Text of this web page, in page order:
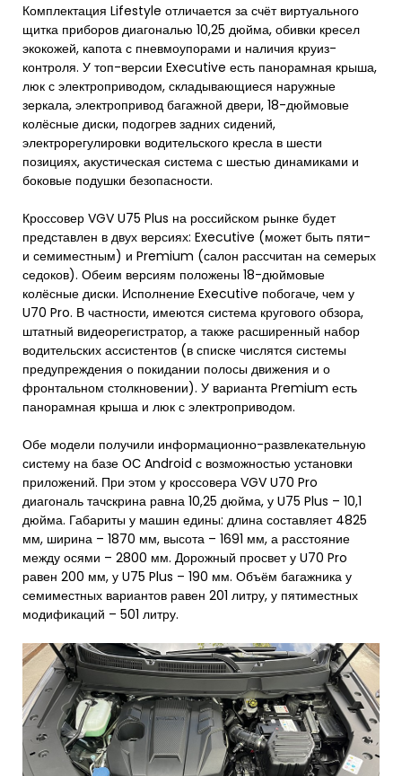
Комплектация Lifestyle отличается за счёт виртуального
щитка приборов диагональю 10,25 дюйма, обивки кресел
экокожей, капота с пневмоупорами и наличия круиз-
контроля. У топ-версии Executive есть панорамная крыша,
люк с электроприводом, складывающиеся наружные
зеркала, электропривод багажной двери, 18-дюймовые
колёсные диски, подогрев задних сидений,
электрорегулировки водительского кресла в шести
позициях, акустическая система с шестью динамиками и
боковые подушки безопасности.
Кроссовер VGV U75 Plus на российском рынке будет
представлен в двух версиях: Executive (может быть пяти-
и семиместным) и Premium (салон рассчитан на семерых
седоков). Обеим версиям положены 18-дюймовые
колёсные диски. Исполнение Executive побогаче, чем у
U70 Pro. В частности, имеются система кругового обзора,
штатный видеорегистратор, а также расширенный набор
водительских ассистентов (в списке числятся системы
предупреждения о покидании полосы движения и о
фронтальном столкновении). У варианта Premium есть
панорамная крыша и люк с электроприводом.
Обе модели получили информационно-развлекательную
систему на базе ОС Android с возможностью установки
приложений. При этом у кроссовера VGV U70 Pro
диагональ тачскрина равна 10,25 дюйма, у U75 Plus – 10,1
дюйма. Габариты у машин едины: длина составляет 4825
мм, ширина – 1870 мм, высота – 1691 мм, а расстояние
между осями – 2800 мм. Дорожный просвет у U70 Pro
равен 200 мм, у U75 Plus – 190 мм. Объём багажника у
семиместных вариантов равен 201 литру, у пятиместных
модификаций – 501 литру.